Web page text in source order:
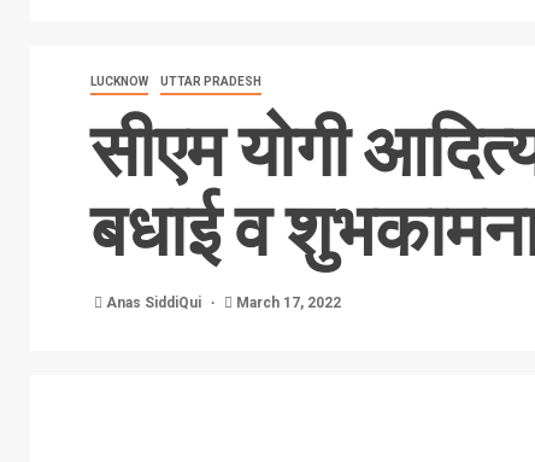
LUCKNOW UTTAR PRADESH
सीएम योगी
बधाई व
Anas SiddiQui March 17, 2022